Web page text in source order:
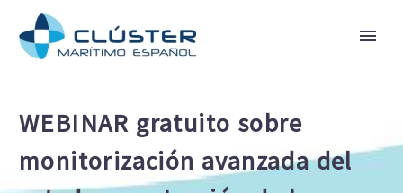
WEBINAR gratuito sobre
monitorización avanzada del